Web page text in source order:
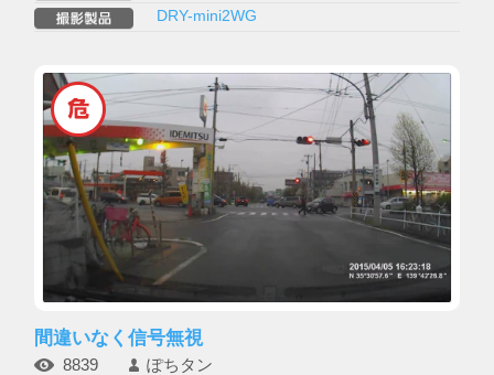
DRY-mini2WG
間違いなく信号無視
8839 ぽちタン